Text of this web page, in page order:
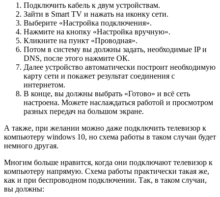
Подключить кабель к двум устройствам.
Зайти в Smart TV и нажать на иконку сети.
Выберите «Настройка подключения».
Нажмите на кнопку «Настройка вручную».
Кликните на пункт «Проводная».
Потом в систему вы должны задать, необходимые IP и
DNS, после этого нажмите ОК.
Далее устройство автоматически построит необходимую
карту сети и покажет результат соединения с
интернетом.
В конце, вы должны выбрать «Готово» и всё сеть
настроена. Можете наслаждаться работой и просмотром
разных передач на большом экране.
А также, при желании можно даже подключить телевизор к
компьютеру windows 10, но схема работы в таком случаи будет
немного другая.
Многим больше нравится, когда они подключают телевизор к
компьютеру напрямую. Схема работы практически такая же,
как и при беспроводном подключении. Так, в таком случаи,
вы должны: